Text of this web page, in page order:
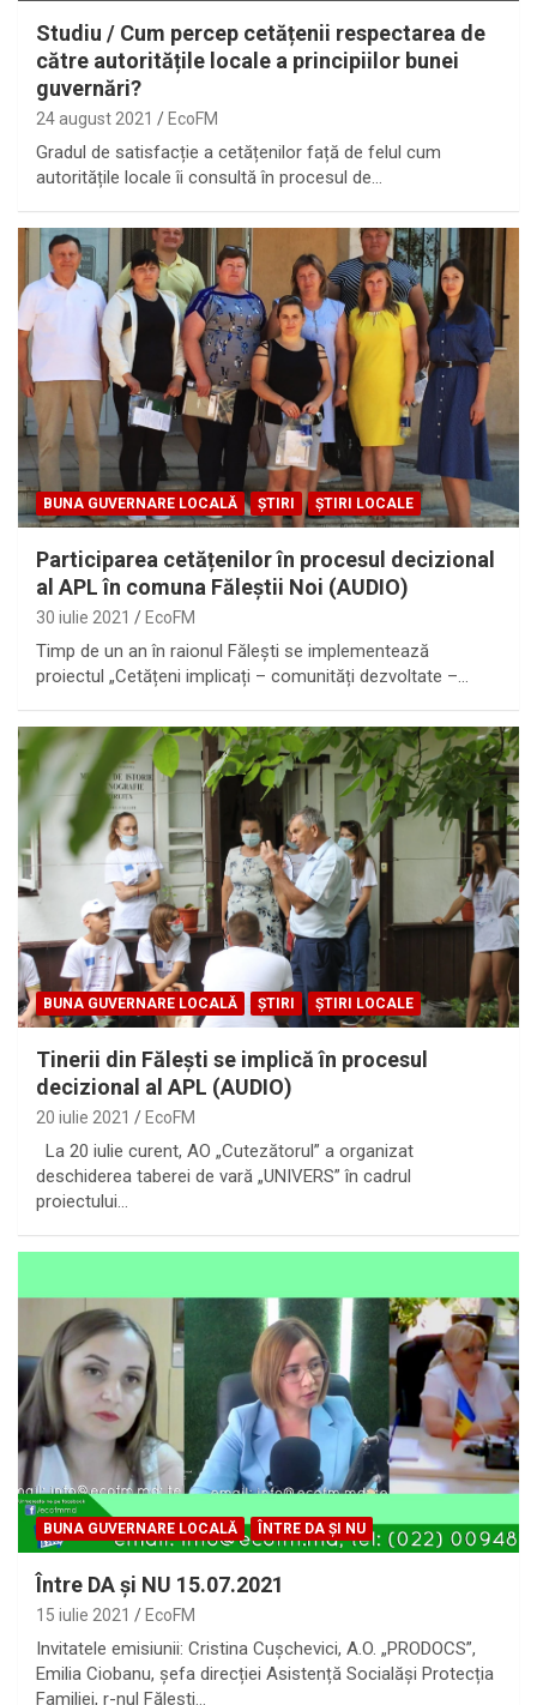
Studiu / Cum percep cetățenii respectarea de
către autoritățile locale a principiilor bunei
guvernări?
24 august 2021 EcoFM
Gradul de satisfacție a cetățenilor față de felul cum
autoritățile locale îi consultă în procesul de…
BUNA GUVERNARE LOCALĂ ȘTIRI ȘTIRI LOCALE
Participarea cetățenilor în procesul decizional
al APL în comuna Făleștii Noi (AUDIO)
30 iulie 2021 EcoFM
Timp de un an în raionul Fălești se implementează
proiectul „Cetățeni implicați – comunități dezvoltate –…
BUNA GUVERNARE LOCALĂ ȘTIRI ȘTIRI LOCALE
Tinerii din Fălești se implică în procesul
decizional al APL (AUDIO)
20 iulie 2021 EcoFM
La 20 iulie curent, AO „Cutezătorul” a organizat
deschiderea taberei de vară „UNIVERS” în cadrul
proiectului…
BUNA GUVERNARE LOCALĂ ÎNTRE DA ȘI NU
Între DA și NU 15.07.2021
15 iulie 2021 EcoFM
Invitatele emisiunii: Cristina Cușchevici, A.O. „PRODOCS”,
Emilia Ciobanu, șefa direcției Asistență Socialăși Protecția
Familiei, r-nul Fălești…